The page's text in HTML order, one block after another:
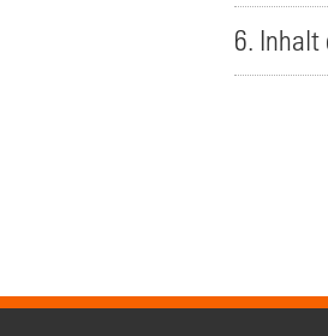
6. Inhalt